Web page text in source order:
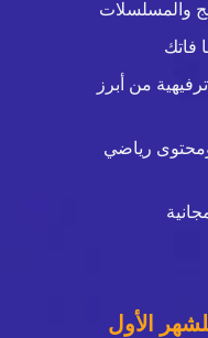
والمسلسلات
من أبرز
رياضي